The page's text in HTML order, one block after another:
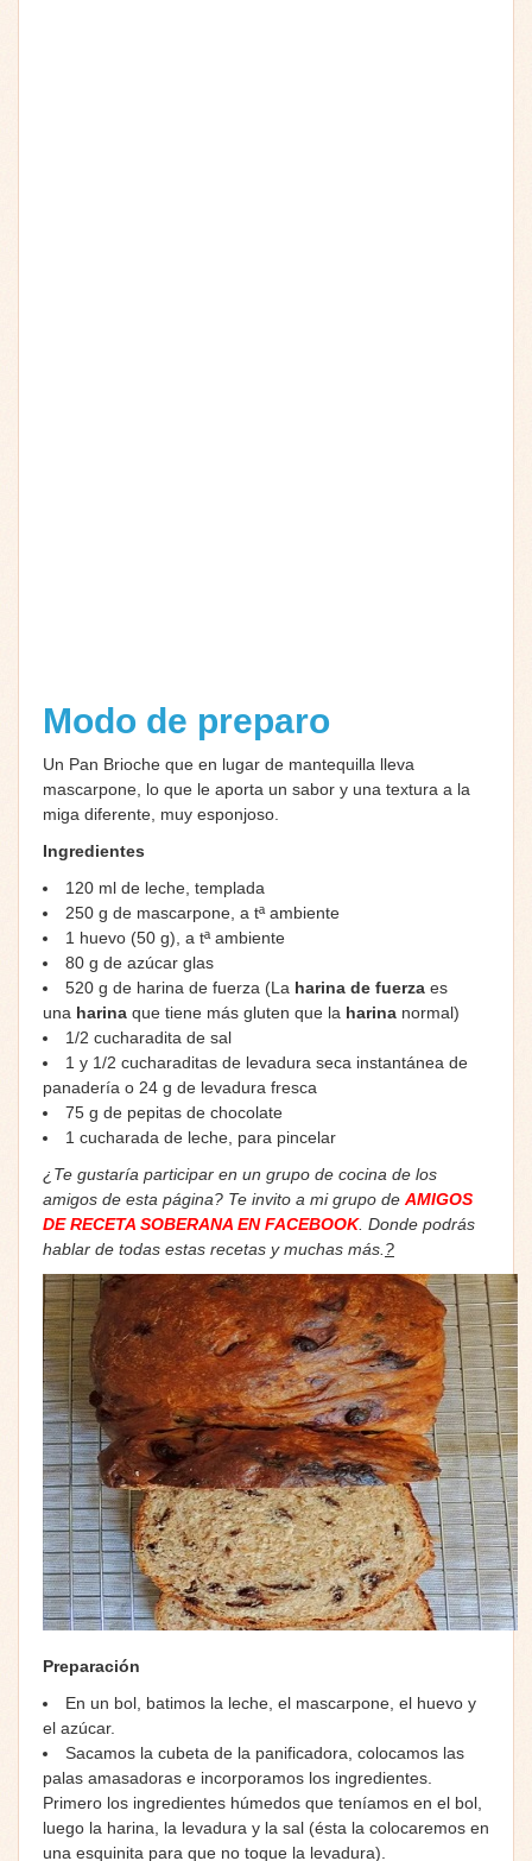
Modo de preparo
Un Pan Brioche que en lugar de mantequilla lleva
mascarpone, lo que le aporta un sabor y una textura a la
miga diferente, muy esponjoso.
Ingredientes
120 ml de leche, templada
250 g de mascarpone, a tª ambiente
1 huevo (50 g), a tª ambiente
80 g de azúcar glas
520 g de harina de fuerza (La harina de fuerza es
una harina que tiene más gluten que la harina normal)
1/2 cucharadita de sal
1 y 1/2 cucharaditas de levadura seca instantánea de
panadería o 24 g de levadura fresca
75 g de pepitas de chocolate
1 cucharada de leche, para pincelar
¿Te gustaría participar en un grupo de cocina de los
amigos de esta página? Te invito a mi grupo de AMIGOS
DE RECETA SOBERANA EN FACEBOOK. Donde podrás
hablar de todas estas recetas y muchas más. ?
Preparación
En un bol, batimos la leche, el mascarpone, el huevo y
el azúcar.
Sacamos la cubeta de la panificadora, colocamos las
palas amasadoras e incorporamos los ingredientes.
Primero los ingredientes húmedos que teníamos en el bol,
luego la harina, la levadura y la sal (ésta la colocaremos en
una esquinita para que no toque la levadura).